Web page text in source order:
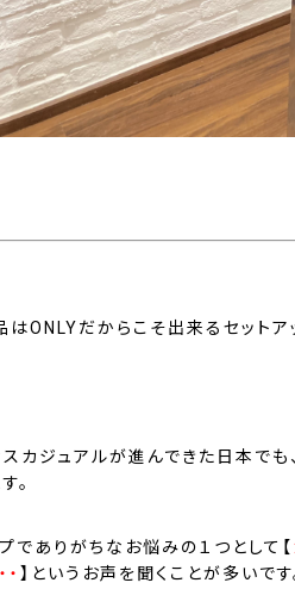
はONLYだからこそ出来るセットア
カジュアルが進んできた日本で
。
でありがちなお悩みの１つとして【
】というお声を聞くことが多いです